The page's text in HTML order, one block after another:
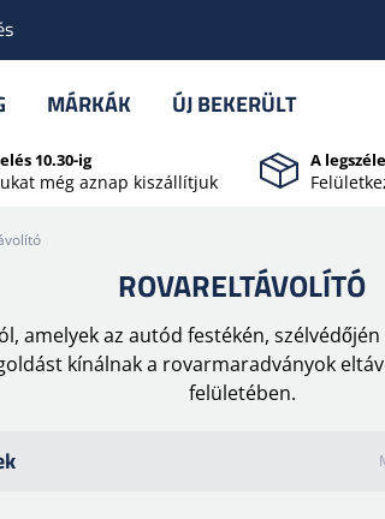
MÁRKÁK ÚJ BEKERÜLT
10.30-ig
még aznap kiszállítjuk
A
ROVARELTÁVOLÍTÓ
amelyek az autód festékén,
kínálnak a rovarmaradványok
felületében.